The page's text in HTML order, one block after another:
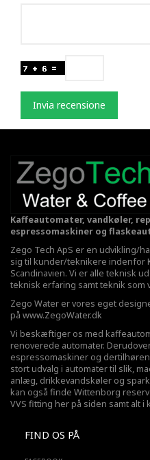
Invia recensione
Kaffeautomater, vandkøler,
espressomaskiner og
Zego Tech ApS er en udvikling/
sig til kunder/teknikere indenfor
Scandinavien. Vi er alle teknisk
teknisk erfaring samt teknik som
Zego Water er vores eget
på www.ZegoWater.dk
Vi beskæftiger os med
renoverede automater.
espressomaskiner og
stort udvalg i automater til slik,
anlæg, drikkevandskøler og
kan også finde Wittenborg
VVS fitting her på siden samt alt i
FIND OS PÅ